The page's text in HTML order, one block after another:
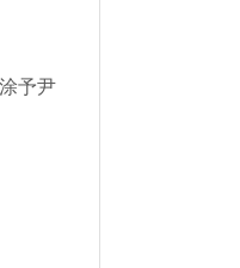
予尹